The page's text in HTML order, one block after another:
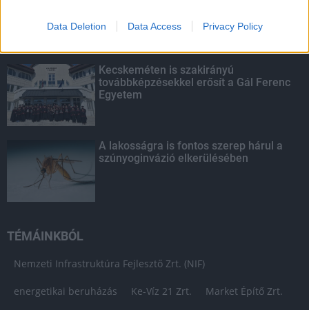
Data Deletion Data Access Privacy Policy
Kecskeméten is szakirányú
továbbképzésekkel erősít a Gál Ferenc
Egyetem
A lakosságra is fontos szerep hárul a
szúnyoginvázió elkerülésében
TÉMÁINKBÓL
Nemzeti Infrastruktúra Fejlesztő Zrt. (NIF)
energetikai beruházás Ke-Víz 21 Zrt. Market Építő Zrt.